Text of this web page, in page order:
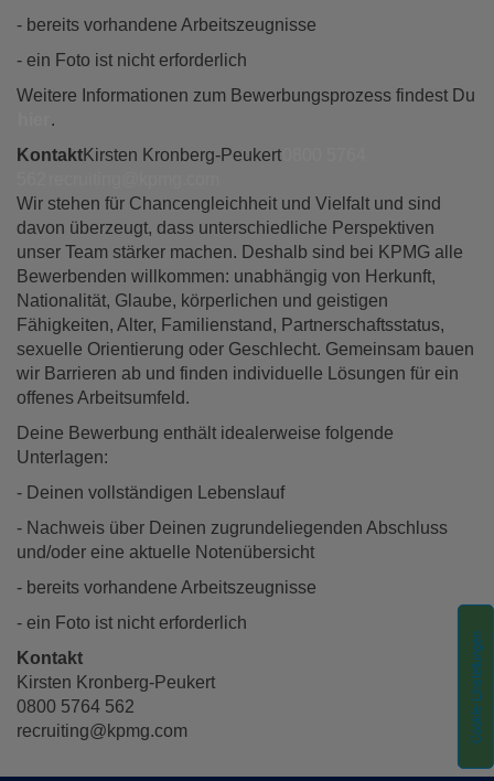
- bereits vorhandene Arbeitszeugnisse
- ein Foto ist nicht erforderlich
Weitere Informationen zum Bewerbungsprozess findest Du
.
KontaktKirsten Kronberg-Peukert
Wir stehen für Chancengleichheit und Vielfalt und sind
davon überzeugt, dass unterschiedliche Perspektiven
unser Team stärker machen. Deshalb sind bei KPMG alle
Bewerbenden willkommen: unabhängig von Herkunft,
Nationalität, Glaube, körperlichen und geistigen
Fähigkeiten, Alter, Familienstand, Partnerschaftsstatus,
sexuelle Orientierung oder Geschlecht. Gemeinsam bauen
wir Barrieren ab und finden individuelle Lösungen für ein
offenes Arbeitsumfeld.
Deine Bewerbung enthält idealerweise folgende
Unterlagen:
- Deinen vollständigen Lebenslauf
- Nachweis über Deinen zugrundeliegenden Abschluss
und/oder eine aktuelle Notenübersicht
- bereits vorhandene Arbeitszeugnisse
- ein Foto ist nicht erforderlich
Kontakt
Kirsten Kronberg-Peukert
0800 5764 562
recruiting@kpmg.com
Cookie-Einstellungen